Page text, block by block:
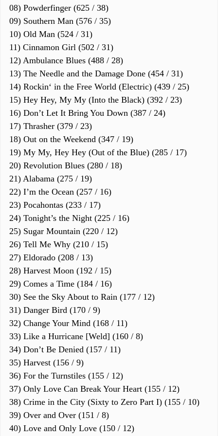
08) Powderfinger (625 / 38)
09) Southern Man (576 / 35)
10) Old Man (524 / 31)
11) Cinnamon Girl (502 / 31)
12) Ambulance Blues (488 / 28)
13) The Needle and the Damage Done (454 / 31)
14) Rockin‘ in the Free World (Electric) (439 / 25)
15) Hey Hey, My My (Into the Black) (392 / 23)
16) Don’t Let It Bring You Down (387 / 24)
17) Thrasher (379 / 23)
18) Out on the Weekend (347 / 19)
19) My My, Hey Hey (Out of the Blue) (285 / 17)
20) Revolution Blues (280 / 18)
21) Alabama (275 / 19)
22) I’m the Ocean (257 / 16)
23) Pocahontas (233 / 17)
24) Tonight’s the Night (225 / 16)
25) Sugar Mountain (220 / 12)
26) Tell Me Why (210 / 15)
27) Eldorado (208 / 13)
28) Harvest Moon (192 / 15)
29) Comes a Time (184 / 16)
30) See the Sky About to Rain (177 / 12)
31) Danger Bird (170 / 9)
32) Change Your Mind (168 / 11)
33) Like a Hurricane [Weld] (160 / 8)
34) Don’t Be Denied (157 / 11)
35) Harvest (156 / 9)
36) For the Turnstiles (155 / 12)
37) Only Love Can Break Your Heart (155 / 12)
38) Crime in the City (Sixty to Zero Part I) (155 / 10)
39) Over and Over (151 / 8)
40) Love and Only Love (150 / 12)